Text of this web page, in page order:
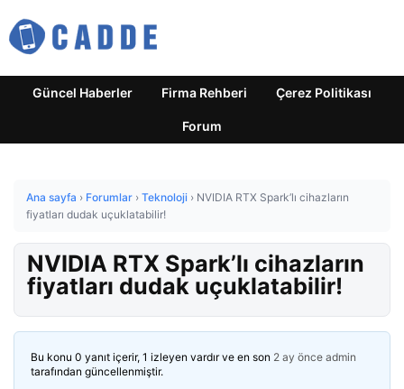
Güncel Haberler Firma Rehberi Çerez Politikası
Forum
Ana sayfa › Forumlar › Teknoloji › NVIDIA RTX Spark’lı cihazların
fiyatları dudak uçuklatabilir!
NVIDIA RTX Spark’lı cihazların
fiyatları dudak uçuklatabilir!
Bu konu 0 yanıt içerir, 1 izleyen vardır ve en son 2 ay önce admin
tarafından güncellenmiştir.